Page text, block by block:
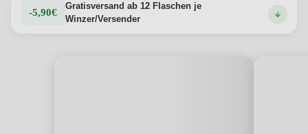
-5,90€
Gratisversand ab 12 Flaschen je
Winzer/Versender